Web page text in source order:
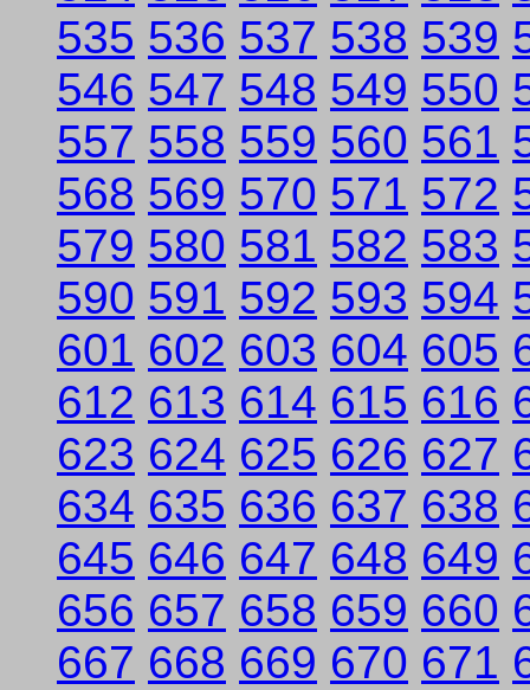
535 536 537 538 539
546 547 548 549 550
557 558 559 560 561
568 569 570 571 572
579 580 581 582 583
590 591 592 593 594
601 602 603 604 605
612 613 614 615 616
623 624 625 626 627
634 635 636 637 638
645 646 647 648 649
656 657 658 659 660
667 668 669 670 671